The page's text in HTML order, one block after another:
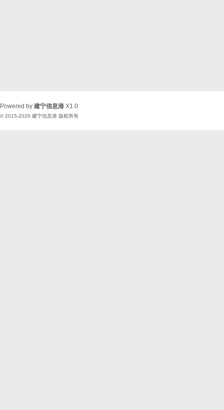
Powered by 建宁信息港 X1.0
© 2015-2020 建宁信息港 版权所有